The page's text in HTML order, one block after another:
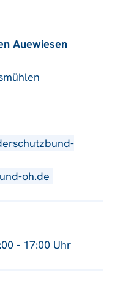
Auewiesen
oh.de
- 17:00 Uhr